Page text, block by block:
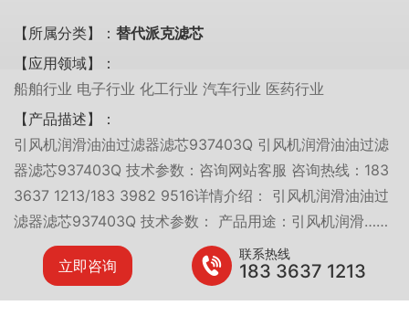
【所属分类】： 替代派克滤芯
【应用领域】：
船舶行业 电子行业 化工行业 汽车行业 医药行业
【产品描述】：
引风机润滑油油过滤器滤芯937403Q 引风机润滑油油过滤
器滤芯937403Q 技术参数：咨询网站客服 咨询热线：183
3637 1213/183 3982 9516详情介绍： 引风机润滑油油过
滤器滤芯937403Q 技术参数： 产品用途：引风机润滑……
立即咨询
联系热线
183 3637 1213